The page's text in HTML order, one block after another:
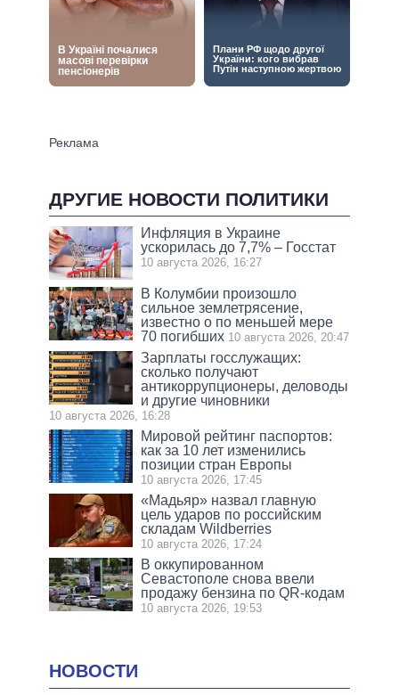
ДРУГИЕ НОВОСТИ ПОЛИТИКИ
Инфляция в Украине
ускорилась до 7,7% – Госстат
10 августа 2026, 16:27
В Колумбии произошло
сильное землетрясение,
известно о по меньшей мере
70 погибших 10 августа 2026, 20:47
Зарплаты госслужащих:
сколько получают
антикоррупционеры, деловоды
и другие чиновники
10 августа 2026, 16:28
Мировой рейтинг паспортов:
как за 10 лет изменились
позиции стран Европы
10 августа 2026, 17:45
«Мадьяр» назвал главную
цель ударов по российским
складам Wildberries
10 августа 2026, 17:24
В оккупированном
Севастополе снова ввели
продажу бензина по QR-кодам
10 августа 2026, 19:53
НОВОСТИ